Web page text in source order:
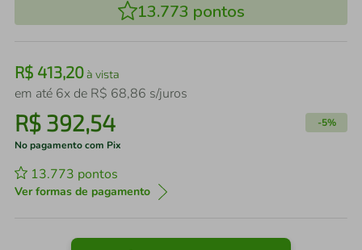
13.773 pontos
R$ 413,20à vista
em até 6x de R$ 68,86 s/juros
R$ 392,54 -5%
No pagamento com Pix
13.773 pontos
Ver formas de pagamento